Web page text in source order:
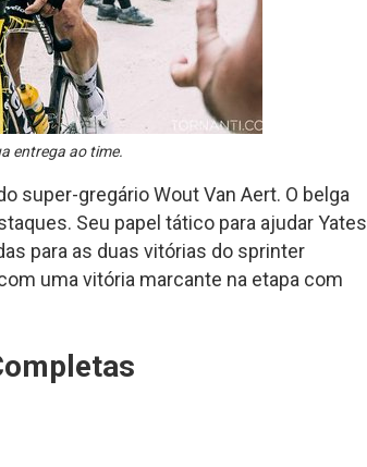
entrega ao time.
super-gregário Wout Van Aert. O belga
Seu papel tático para ajudar Yates
para as duas vitórias do sprinter
uma vitória marcante na etapa com